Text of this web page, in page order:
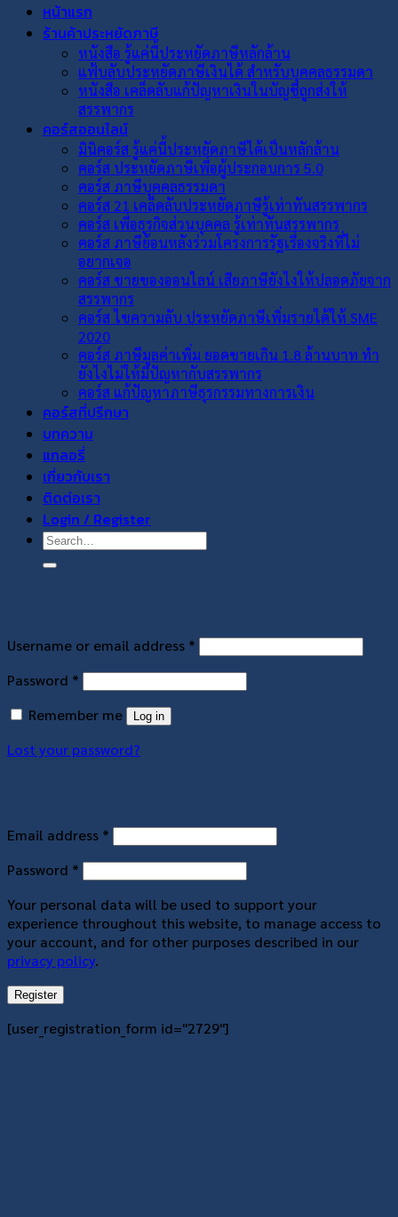
หน้าแรก
ร้านค้าประหยัดภาษี
หนังสือ รู้แค่นี้ประหยัดภาษีหลักล้าน
แฟ้บลับประหยัดภาษีเงินได้ สำหรับบุคคลธรรมดา
หนังสือ เคล็ดลับแก้ปัญหาเงินในบัญชีถูกส่งให้
สรรพากร
คอร์สออนไลน์
มินิคอร์ส รู้แค่นี้ประหยัดภาษีได้เป็นหลักล้าน
คอร์ส ประหยัดภาษีเพื่อผู้ประกอบการ 5.0
คอร์ส ภาษีบุคคลธรรมดา
คอร์ส 21 เคล็ดลับประหยัดภาษีรู้เท่าทันสรรพากร
คอร์ส เพื่อธุรกิจส่วนบุคคล รู้เท่าทันสรรพากร
คอร์ส ภาษีย้อนหลังร่วมโครงการรัฐเรื่องจริงที่ไม่
อยากเจอ
คอร์ส ขายของออนไลน์ เสียภาษียังไงให้ปลอดภัยจาก
สรรพากร
คอร์ส ไขความลับ ประหยัดภาษีเพิ่มรายได้ให้ SME
2020
คอร์ส ภาษีมูลค่าเพิ่ม ยอดขายเกิน 1.8 ล้านบาท ทำ
ยังไงไม่ให้มีปัญหากับสรรพากร
คอร์ส แก้ปัญหาภาษีธุรกรรมทางการเงิน
คอร์สที่ปรึกษา
บทความ
แกลอรี่
เกี่ยวกับเรา
ติดต่อเรา
Login / Register
Search
Username or email address * Required
Password * Required
Remember me
Log in
Lost your password?
Email address * Required
Password * Required
Your personal data will be used to support your
experience throughout this website, to manage access to
your account, and for other purposes described in our
privacy policy.
Register
[user_registration_form id="2729"]